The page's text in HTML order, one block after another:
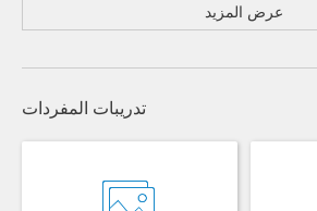
عرض المزيد
تدريبات المفردات